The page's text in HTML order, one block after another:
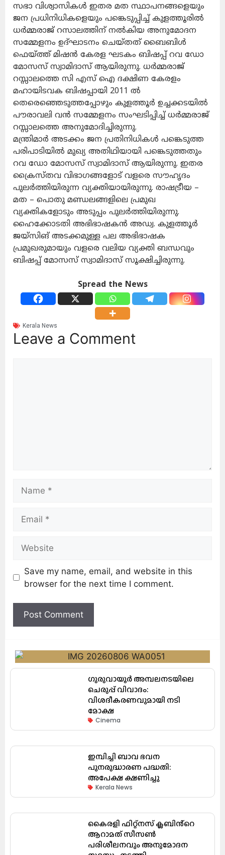
സഭാ വിശ്വാസികൾ ഇതര മത സ്ഥാപനങ്ങളെയും
ജന പ്രധിനിധികളെയും പങ്കെടുപ്പിച്ച് കുളത്തൂരിൽ
ധർമ്മരാജ് റസാലത്തിന് നൽകിയ അനുമോദന
സമ്മേളനം ഉദ്ഘാടനം ചെയ്തത് ബൈബിൾ
ഫെയ്ത്ത് മിഷൻ കേരള ഘടകം ബിഷപ്പ് റവ ഡോ
മോസസ് സ്വാമിദാസ് ആയിരുന്നു. ധർമ്മരാജ്
റസ്സാലത്തെ സി എസ് ഐ ദക്ഷിണ കേരളം
മഹായിടവക ബിഷപ്പായി 2011 ൽ
തെരെഞ്ഞെടുത്തപ്പോഴും കുളത്തൂർ ഉച്ചക്കടയിൽ
പൗരാവലി വൻ സമ്മേളനം സംഘടിപ്പിച്ച് ധർമ്മരാജ്
റസ്സാലത്തെ അനുമോദിച്ചിരുന്നു.
മന്ത്രിമാർ അടക്കം ജന പ്രതിനിധികൾ പങ്കെടുത്ത
പരിപാടിയിൽ മുഖ്യ അതിഥിയായി പങ്കെടുത്തതും
റവ ഡോ മോസസ് സ്വാമിദാസ് ആയിരുന്നു. ഇതര
ക്രൈസ്തവ വിഭാഗങ്ങളോട് വളരെ സൗഹൃദം
പുലർത്തിയിരുന്ന വ്യക്തിയായിരുന്നു. രാഷട്രീയ –
മത – പൊതു മണ്ഡലങ്ങളിലെ പ്രമുഖ
വ്യക്തികളോടും അടുപ്പം പുലർത്തിയിരുന്നു.
ഹൈക്കോടതി അഭിഭാഷകൻ അഡ്വ. കുളത്തൂർ
ജയ്‌സിങ് അടക്കമുള്ള പല അഭിഭാഷക
പ്രമുഖരുമായും വളരെ വലിയ വ്യക്തി ബന്ധവും
ബിഷപ്പ് മോസസ് സ്വാമിദാസ് സൂക്ഷിച്ചിരുന്നു.
Spread the News
Kerala News
Leave a Comment
Save my name, email, and website in this
browser for the next time I comment.
ഗുരുവായൂർ അമ്പലനടയിലെ
ചെരുപ്പ് വിവാദം:
വിശദീകരണവുമായി നടി
മോക്ഷ
Cinema
ഇമ്പിച്ചി ബാവ ഭവന
പുനരുദ്ധാരണ പദ്ധതി:
അപേക്ഷ ക്ഷണിച്ചു
Kerala News
കൈരളി ഫിറ്റ്നസ് ക്ലബിൻ്റെ
ആറാമത് സീസൺ
പരിശീലനവും അനുമോദന